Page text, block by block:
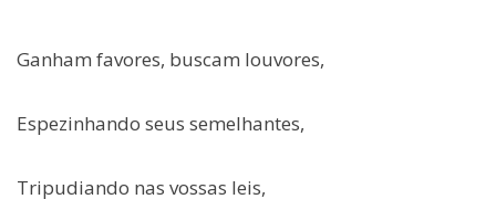
Ganham favores, buscam louvores,
Espezinhando seus semelhantes,
Tripudiando nas vossas leis,